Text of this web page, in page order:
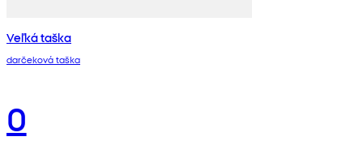
Veľká taška
darčeková taška
0